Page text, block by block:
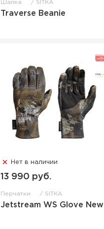
Шапка SITKA
Traverse Beanie
Нет в наличии
13 990 руб.
Перчатки SITKA
Jetstream WS Glove New